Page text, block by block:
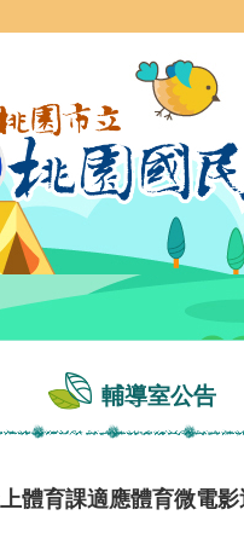
輔導室公告
上體育課適應體育微電